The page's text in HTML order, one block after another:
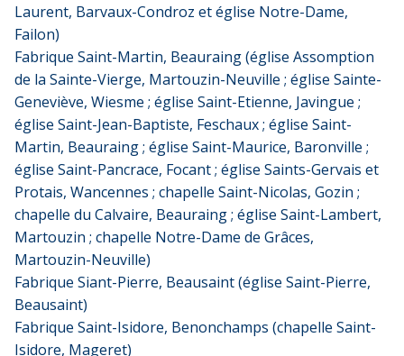
Laurent, Barvaux-Condroz et église Notre-Dame,
Failon)
Fabrique Saint-Martin, Beauraing (église Assomption
de la Sainte-Vierge, Martouzin-Neuville ; église Sainte-
Geneviève, Wiesme ; église Saint-Etienne, Javingue ;
église Saint-Jean-Baptiste, Feschaux ; église Saint-
Martin, Beauraing ; église Saint-Maurice, Baronville ;
église Saint-Pancrace, Focant ; église Saints-Gervais et
Protais, Wancennes ; chapelle Saint-Nicolas, Gozin ;
chapelle du Calvaire, Beauraing ; église Saint-Lambert,
Martouzin ; chapelle Notre-Dame de Grâces,
Martouzin-Neuville)
Fabrique Siant-Pierre, Beausaint (église Saint-Pierre,
Beausaint)
Fabrique Saint-Isidore, Benonchamps (chapelle Saint-
Isidore, Mageret)